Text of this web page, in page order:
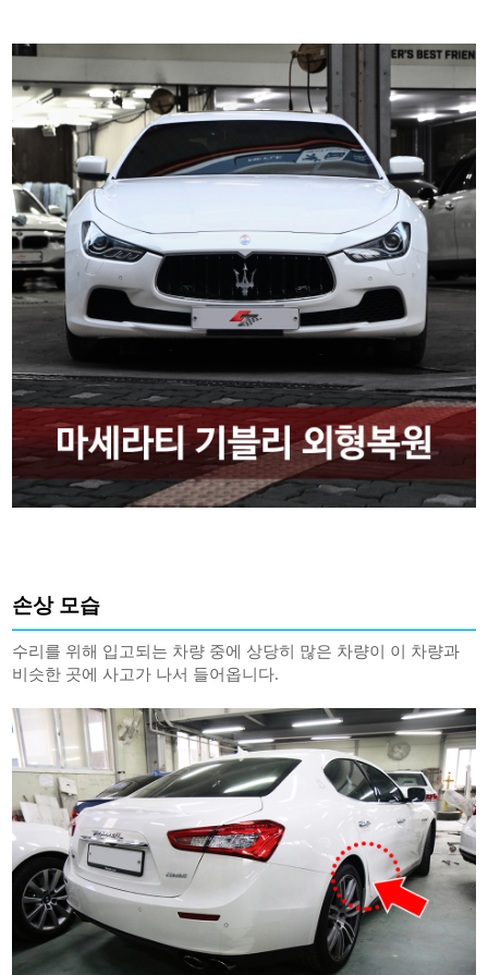
손상 모습
수리를 위해 입고되는 차량 중에 상당히 많은 차량이 이 차량과
비슷한 곳에 사고가 나서 들어옵니다.